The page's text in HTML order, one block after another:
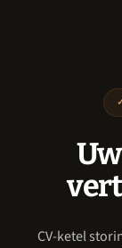
CV-ketel